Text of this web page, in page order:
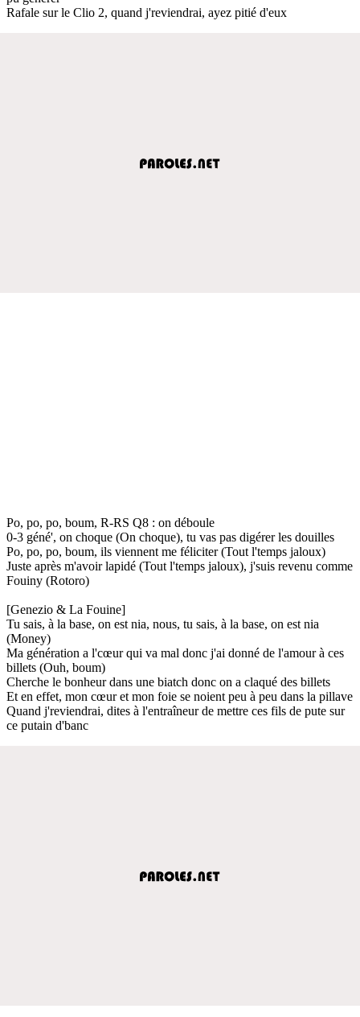
Rafale sur le Clio 2, quand j'reviendrai, ayez pitié d'eux
Po, po, po, boum, R-RS Q8 : on déboule
0-3 géné', on choque (On choque), tu vas pas digérer les douilles
Po, po, po, boum, ils viennent me féliciter (Tout l'temps jaloux)
Juste après m'avoir lapidé (Tout l'temps jaloux), j'suis revenu comme
Fouiny (Rotoro)
[Genezio & La Fouine]
Tu sais, à la base, on est nia, nous, tu sais, à la base, on est nia
(Money)
Ma génération a l'cœur qui va mal donc j'ai donné de l'amour à ces
billets (Ouh, boum)
Cherche le bonheur dans une biatch donc on a claqué des billets
Et en effet, mon cœur et mon foie se noient peu à peu dans la pillave
Quand j'reviendrai, dites à l'entraîneur de mettre ces fils de pute sur
ce putain d'banc